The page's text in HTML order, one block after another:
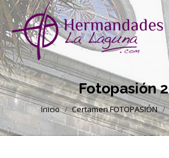
Fotopasión
Estás aquí:
Inicio Certamen FOTOPASIÓN